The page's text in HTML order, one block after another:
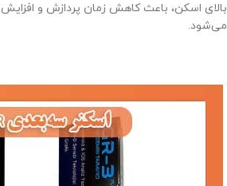
بالای اسکن، باعث کاهش زمان پردازش و افزایش
می‌شود.